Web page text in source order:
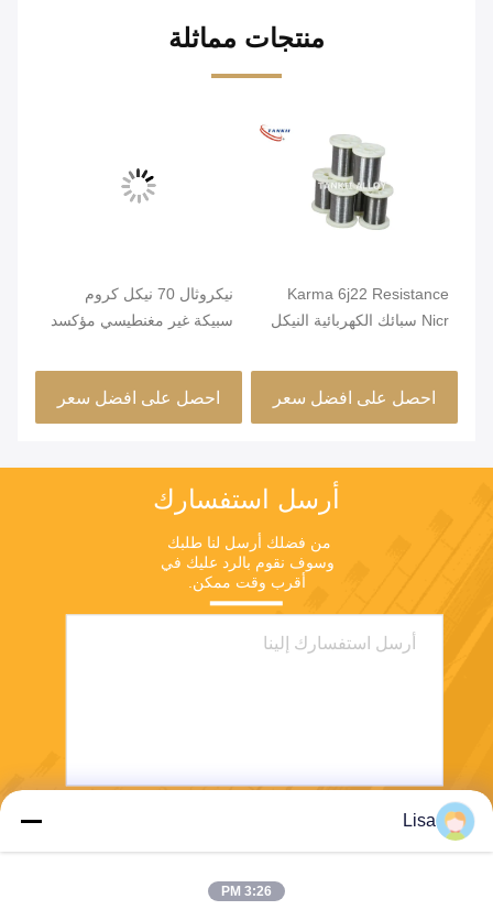
منتجات مماثلة
Karma 6j22 Resistance
Nicr سبائك الكهربائية النيكل
احصل على افضل سعر
نيكروثال 70 نيكل كروم
سبيكة غير مغنطيسي مؤكسد
احصل على افضل سعر
أرسل استفسارك
أقرب وقت ممكن.
Lisa
3:26 PM